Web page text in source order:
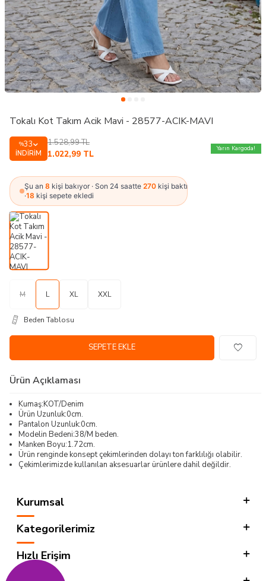
Tokalı Kot Takım Acik Mavi - 28577-ACIK-MAVI
%33
İNDIRIM
1.528,99TL
1.022,99 TL
Yarın Kargoda!
Şu an 8 kişi bakıyor · Son 24 saatte 270 kişi baktı
·18 kişi sepete ekledi
M L XL XXL
Beden Tablosu
SEPETE EKLE
Ürün Açıklaması
Kumaş:KOT/Denim
Ürün Uzunluk:0cm.
Pantalon Uzunluk:0cm.
Modelin Bedeni:38/M beden.
Manken Boyu:1.72cm.
Ürün renginde konsept çekimlerinden dolayı ton farklılığı olabilir.
Çekimlerimizde kullanılan aksesuarlar ürünlere dahil değildir.
Kurumsal
Kategorilerimiz
Hızlı Erişim